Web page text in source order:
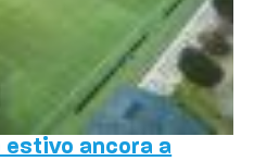
estivo ancora a